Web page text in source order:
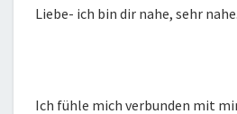
Liebe- ich bin dir nahe, sehr
Ich fühle mich verbunden mit